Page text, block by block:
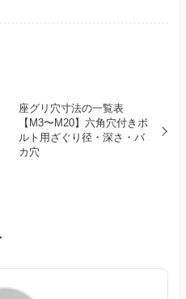
座グリ穴寸法の一覧表
【M3〜M20】六角穴付きボ
ルト用ざぐり径・深さ・バ
カ穴